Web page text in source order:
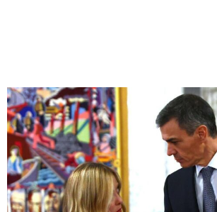
Moscou évacue les familles
de ses diplomates depuis les
Émirats arabes unis
24 February 2026
Incendie,
et
plus grand
monde se